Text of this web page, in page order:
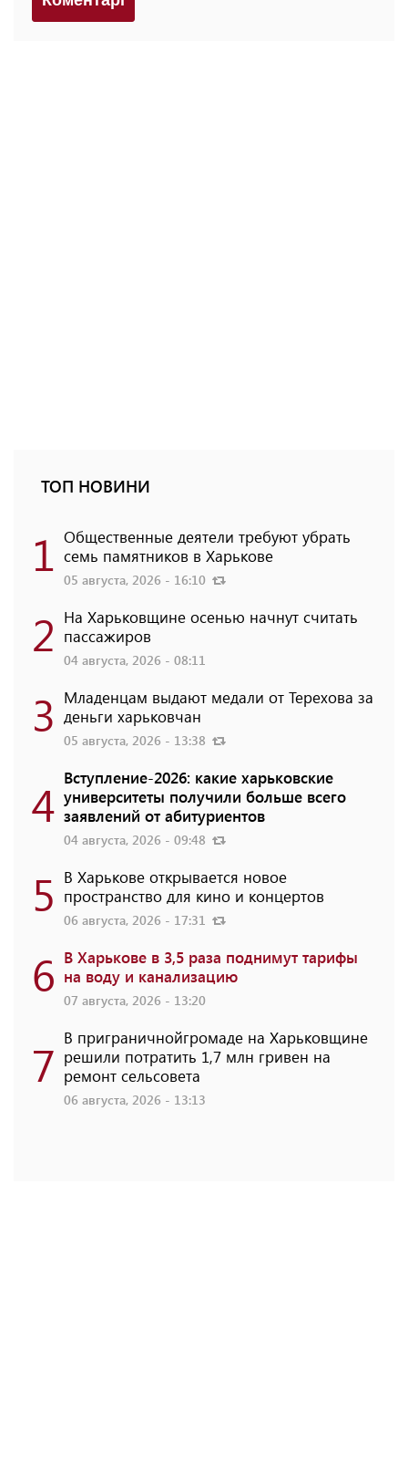
ТОП НОВИНИ
1 Общественные деятели требуют убрать
семь памятников в Харькове
05 августа, 2026 - 16:10
2 На Харьковщине осенью начнут считать
пассажиров
04 августа, 2026 - 08:11
3 Младенцам выдают медали от Терехова за
деньги харьковчан
05 августа, 2026 - 13:38
4 Вступление-2026: какие харьковские
университеты получили больше всего
заявлений от абитуриентов
04 августа, 2026 - 09:48
5 В Харькове открывается новое
пространство для кино и концертов
06 августа, 2026 - 17:31
6 В Харькове в 3,5 раза поднимут тарифы
на воду и канализацию
07 августа, 2026 - 13:20
7 В приграничнойгромаде на Харьковщине
решили потратить 1,7 млн ​​гривен на
ремонт сельсовета
06 августа, 2026 - 13:13